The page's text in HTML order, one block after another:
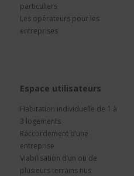
particuliers
Les opérateurs pour les
entreprises
Espace utilisateurs
Habitation individuelle de 1 à
3 logements
Raccordement d’une
entreprise
Viabilisation d’un ou de
plusieurs terrains nus